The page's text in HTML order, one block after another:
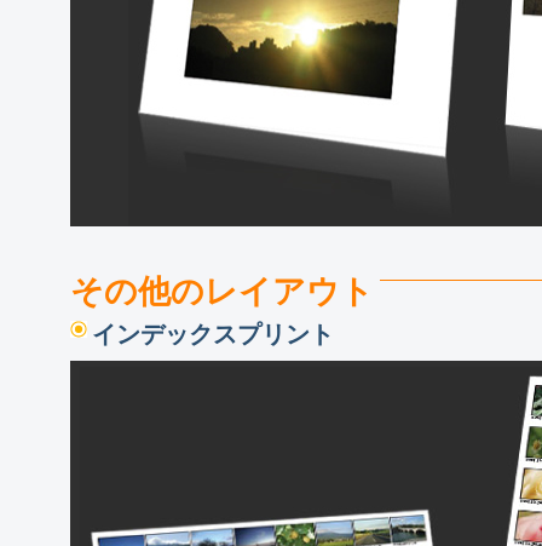
その他のレイアウト
インデックスプリント